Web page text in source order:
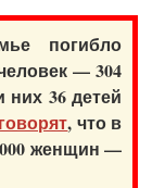
погибло
— 304
36 детей
, что в
женщин —